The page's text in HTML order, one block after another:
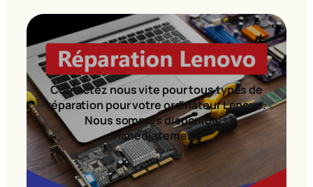
Contactez nous vite pour tous types de
réparation pour votre ordinateur Lenovo.
Nous sommes disponibles
immédiatement!